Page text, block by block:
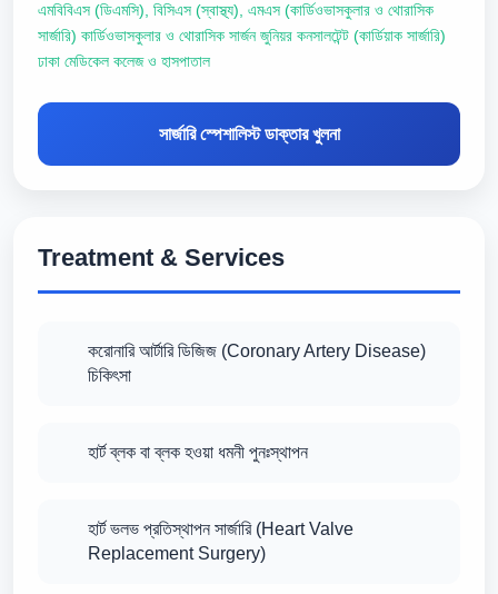
এমবিবিএস (ডিএমসি), বিসিএস (স্বাস্থ্য), এমএস (কার্ডিওভাসকুলার ও থোরাসিক
সার্জারি) কার্ডিওভাসকুলার ও থোরাসিক সার্জন জুনিয়র কনসালটেন্ট (কার্ডিয়াক সার্জারি)
ঢাকা মেডিকেল কলেজ ও হাসপাতাল
সার্জারি স্পেশালিস্ট ডাক্তার খুলনা
Treatment & Services
করোনারি আর্টারি ডিজিজ (Coronary Artery Disease)
চিকিৎসা
হার্ট ব্লক বা ব্লক হওয়া ধমনী পুনঃস্থাপন
হার্ট ভলভ প্রতিস্থাপন সার্জারি (Heart Valve
Replacement Surgery)